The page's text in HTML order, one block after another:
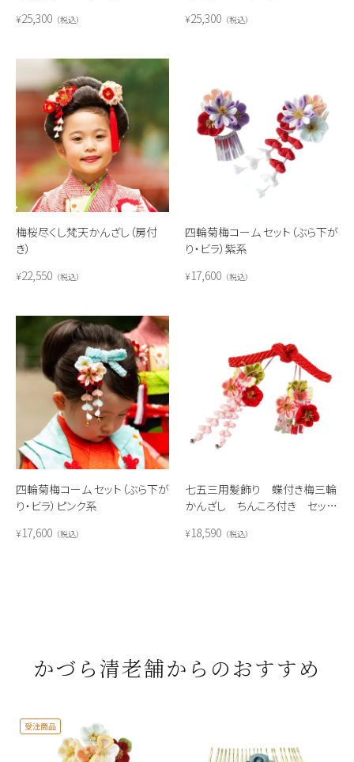
¥25,300 税込 ¥25,300 税込
梅桜尽くし梵天かんざし（房付
き）
¥22,550 税込
四輪菊梅コーム セット（ぶら下が
り・ビラ）紫系
¥17,600 税込
四輪菊梅コーム セット（ぶら下が
り・ビラ）ピンク系
¥17,600 税込
七五三用髪飾り 蝶付き梅三輪
かんざし ちんころ付き セッ
¥18,590 税込
かづら清老舗からのおすすめ
受注商品